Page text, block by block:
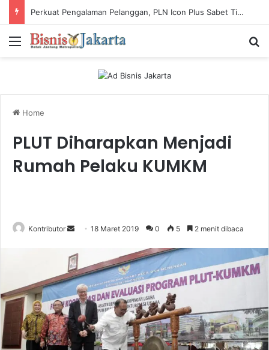
Perkuat Pengalaman Pelanggan, PLN Icon Plus Sabet Tiga Penghargaan CCW 2026
Menu
Home
PLUT Diharapkan Menjadi
Rumah Pelaku KUMKM
Kontributor
n
d
a
n
e
m
18 Maret 2019 0 5 2 menit dibaca